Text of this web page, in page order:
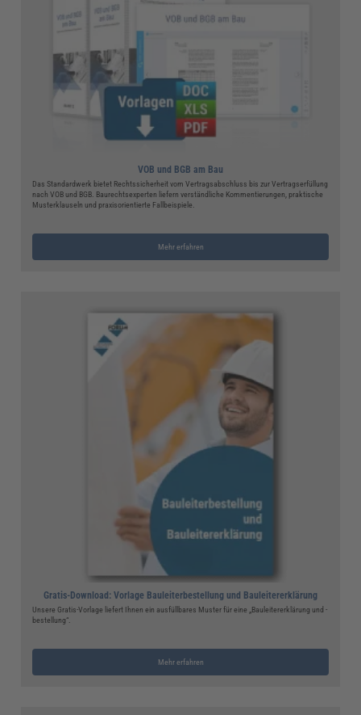
VOB und BGB am Bau
Das Standardwerk bietet Rechtssicherheit vom Vertragsabschluss bis zur Vertragserfüllung
nach VOB und BGB. Baurechtsexperten liefern verständliche Kommentierungen, praktische
Musterklauseln und praxisorientierte Fallbeispiele.
Mehr erfahren
Gratis-Download: Vorlage Bauleiterbestellung und Bauleitererklärung
Unsere Gratis-Vorlage liefert Ihnen ein ausfüllbares Muster für eine „Bauleitererklärung und -
bestellung“.
Mehr erfahren